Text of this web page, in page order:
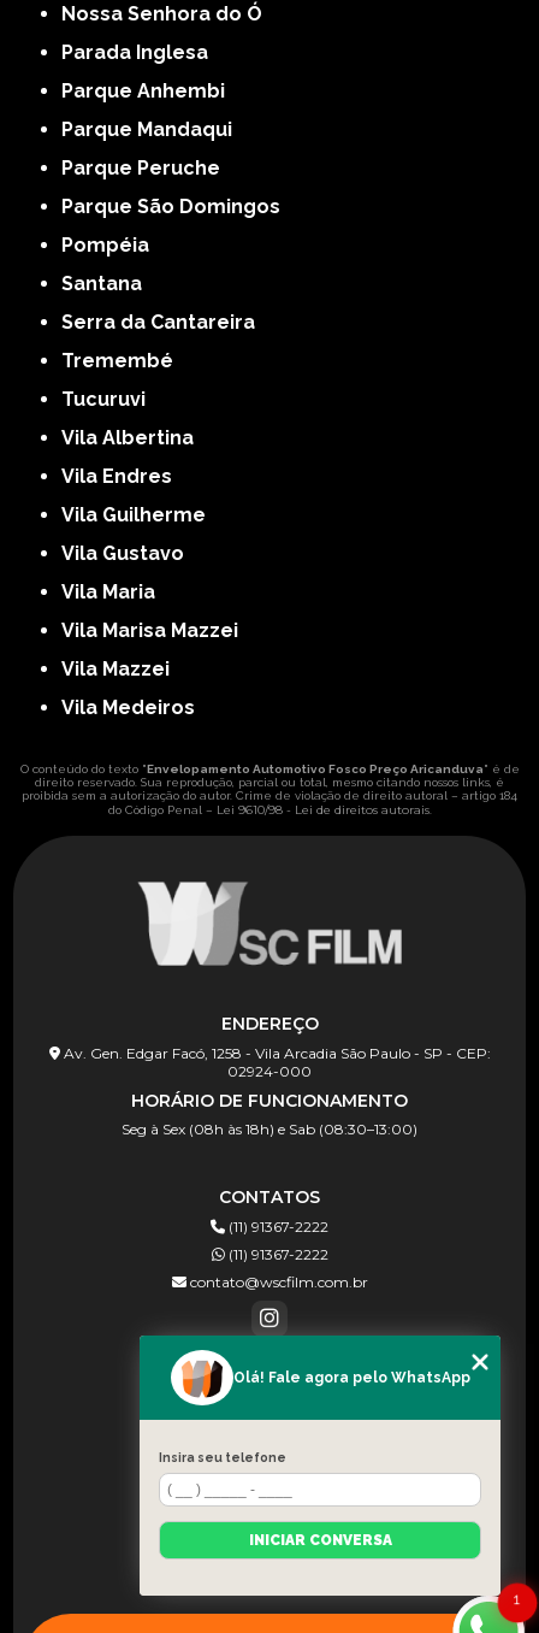
Nossa Senhora do Ó
Parada Inglesa
Parque Anhembi
Parque Mandaqui
Parque Peruche
Parque São Domingos
Pompéia
Santana
Serra da Cantareira
Tremembé
Tucuruvi
Vila Albertina
Vila Endres
Vila Guilherme
Vila Gustavo
Vila Maria
Vila Marisa Mazzei
Vila Mazzei
Vila Medeiros
O conteúdo do texto "Envelopamento Automotivo Fosco Preço Aricanduva" é de
direito reservado. Sua reprodução, parcial ou total, mesmo citando nossos links, é
proibida sem a autorização do autor. Crime de violação de direito autoral – artigo 184
do Código Penal – Lei 9610/98 - Lei de direitos autorais.
ENDEREÇO
Av. Gen. Edgar Facó, 1258 - Vila Arcadia São Paulo - SP - CEP:
02924-000
HORÁRIO DE FUNCIONAMENTO
Seg à Sex (08h às 18h) e Sab (08:30–13:00)
CONTATOS
(11) 91367-2222
(11) 91367-2222
contato@wscfilm.com.br
MENU
HOME
CONTATO
CATEGORIAS
1
Olá! Fale agora pelo WhatsApp
Insira seu telefone
INICIAR CONVERSA